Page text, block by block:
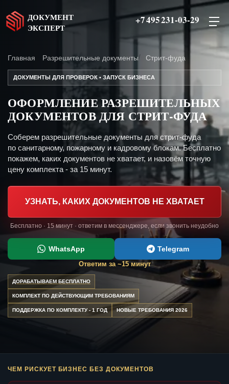
ДОКУМЕНТ
ЭКСПЕРТ
+7 495 231-03-29
Главная Разрешительные документы Стрит-фуда
ДОКУМЕНТЫ ДЛЯ ПРОВЕРОК • ЗАПУСК БИЗНЕСА
ОФОРМЛЕНИЕ РАЗРЕШИТЕЛЬНЫХ
ДОКУМЕНТОВ ДЛЯ СТРИТ-ФУДА
Соберем разрешительные документы для стрит-фуда
по санитарному, пожарному и кадровому блокам. Бесплатно
покажем, каких документов не хватает, и назовём точную
цену комплекта - за 15 минут.
УЗНАТЬ, КАКИХ ДОКУМЕНТОВ НЕ ХВАТАЕТ
Бесплатно · 15 минут · ответим в мессенджере, если звонить неудобно
WhatsApp Telegram
Ответим за ~15 минут
ДОРАБАТЫВАЕМ БЕСПЛАТНО
КОМПЛЕКТ ПО ДЕЙСТВУЮЩИМ ТРЕБОВАНИЯМ
ПОДДЕРЖКА ПО КОМПЛЕКТУ - 1 ГОД НОВЫЕ ТРЕБОВАНИЯ 2026
ЧЕМ РИСКУЕТ БИЗНЕС БЕЗ ДОКУМЕНТОВ